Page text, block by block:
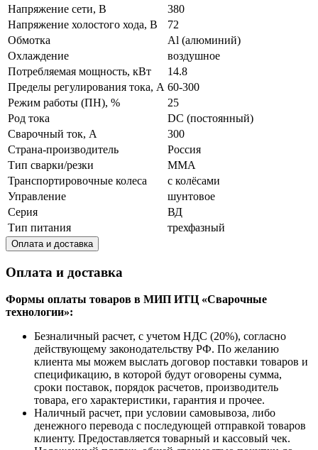
Напряжение сети, В
380
Напряжение холостого хода, В
72
Обмотка
Al (алюминий)
Охлаждение
воздушное
Потребляемая мощность, кВт
14.8
Пределы регулирования тока, А 60-300
Режим работы (ПН), %
25
Род тока
DC (постоянный)
Сварочный ток, А
300
Страна-производитель
Россия
Тип сварки/резки
MMA
Транспортировочные колеса
с колёсами
Управление
шунтовое
Серия
ВД
Тип питания
трехфазный
Оплата и доставка
Оплата и доставка
Формы оплаты товаров в МИП ИТЦ «Сварочные
технологии»:
Безналичный расчет, с учетом НДС (20%), согласно
действующему законодательству РФ. По желанию
клиента мы можем выслать договор поставки товаров и
спецификацию, в которой будут оговорены сумма,
сроки поставок, порядок расчетов, производитель
товара, его характеристики, гарантия и прочее.
Наличный расчет, при условии самовывоза, либо
денежного перевода с последующей отправкой товаров
клиенту. Предоставляется товарный и кассовый чек.